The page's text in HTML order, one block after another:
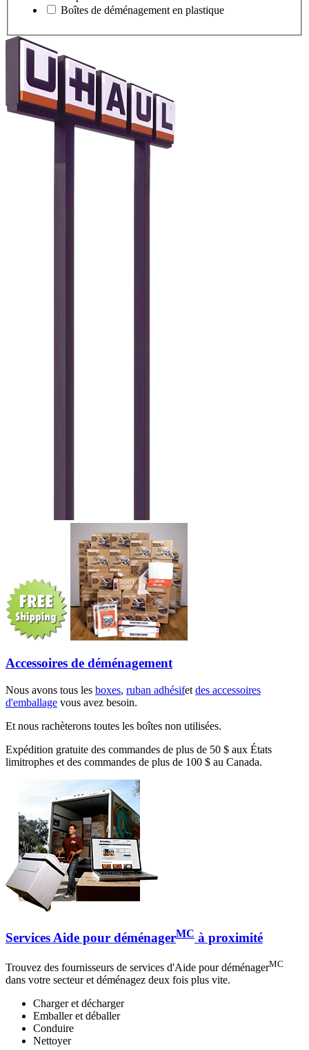
Boîtes de déménagement en plastique
Accessoires de déménagement
Nous avons tous les boxes, ruban adhésifet des accessoires
d'emballage vous avez besoin.
Et nous rachèterons toutes les boîtes non utilisées.
Expédition gratuite des commandes de plus de 50 $ aux États
limitrophes et des commandes de plus de 100 $ au Canada.
Services Aide pour déménagerMC à proximité
Trouvez des fournisseurs de services d'Aide pour déménagerMC
dans votre secteur et déménagez deux fois plus vite.
Charger et décharger
Emballer et déballer
Conduire
Nettoyer